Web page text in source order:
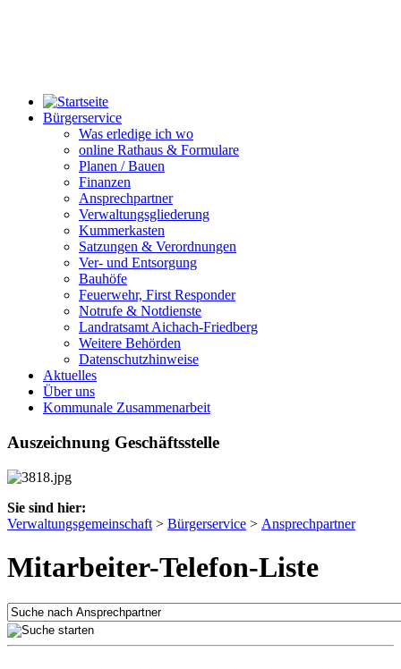
Bürgerservice
Was erledige ich wo
online Rathaus & Formulare
Planen / Bauen
Finanzen
Ansprechpartner
Verwaltungsgliederung
Kummerkasten
Satzungen & Verordnungen
Ver- und Entsorgung
Bauhöfe
Feuerwehr, First Responder
Notrufe & Notdienste
Landratsamt Aichach-Friedberg
Weitere Behörden
Datenschutzhinweise
Aktuelles
Über uns
Kommunale Zusammenarbeit
Auszeichnung Geschäftsstelle
Sie sind hier:
Verwaltungsgemeinschaft > Bürgerservice > Ansprechpartner
Mitarbeiter-Telefon-Liste